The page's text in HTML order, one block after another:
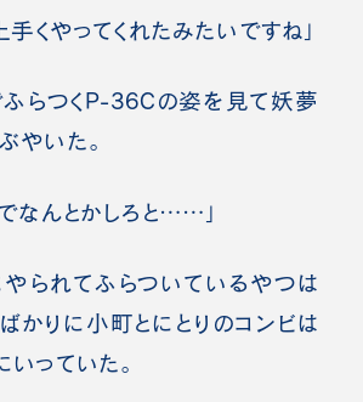
手くやってくれたみたいですね」
らつくP-36Cの姿を見て妖夢
やいた。
でなんとかしろと……」
られてふらついているやつは
かりに小町とにとりのコンビは
っていた。